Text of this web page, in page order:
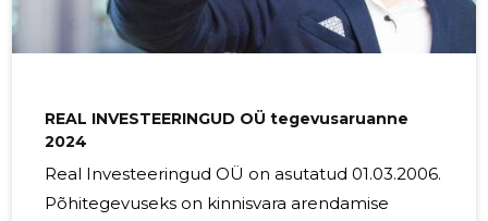
REAL INVESTEERINGUD OÜ tegevusaruanne
2024
Real Investeeringud OÜ on asutatud 01.03.2006.
Põhitegevuseks on kinnisvara arendamise